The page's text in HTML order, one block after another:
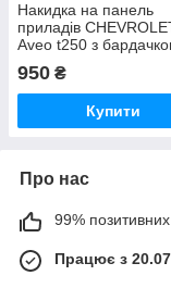
Накидка на панель
приладів
Aveo t250 з
Чохол/накидка на
в авто Шевроле Авео
950 ₴
Купити
Про нас
99% позитивних
Працює з